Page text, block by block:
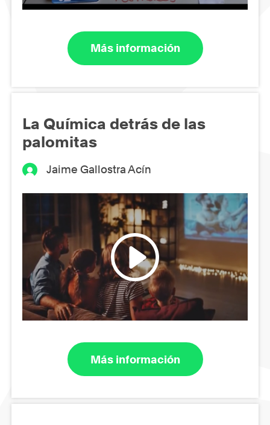
Más información
La Química detrás de las
palomitas
Jaime Gallostra Acín
Más información